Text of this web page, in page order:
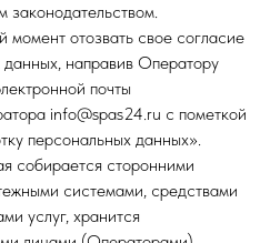
момент отозвать свое согласие
направив Оператору
почты
info@spas24.ru с пометкой
персональных данных».
собирается сторонними
системами, средствами
услуг, хранится